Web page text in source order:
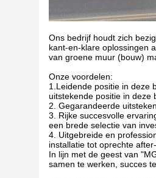
Ons bedrijf houdt zich
kant-en-klare oplossingen
van groene muur (bouw)
Onze voordelen:
1.Leidende positie in deze
uitstekende positie in deze
2. Gegarandeerde
3. Rijke succesvolle
een brede selectie van
4. Uitgebreide en
installatie tot oprechte
In lijn met de geest van
samen te werken, succes